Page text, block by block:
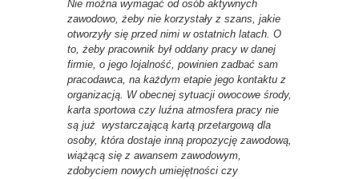
Nie można wymagać od osób aktywnych
zawodowo, żeby nie korzystały z szans, jakie
otworzyły się przed nimi w ostatnich latach. O
to, żeby pracownik był oddany pracy w danej
firmie, o jego lojalność, powinien zadbać sam
pracodawca, na każdym etapie jego kontaktu z
organizacją. W obecnej sytuacji owocowe środy,
karta sportowa czy luźna atmosfera pracy nie
są już wystarczającą kartą przetargową dla
osoby, która dostaje inną propozycję zawodową,
wiążącą się z awansem zawodowym,
zdobyciem nowych umiejętności czy